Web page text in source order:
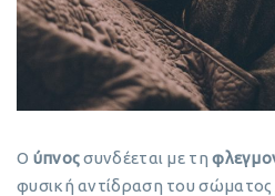
Ο ύπνοςσυνδέεται με τη
φυσική αντίδραση του σώματος